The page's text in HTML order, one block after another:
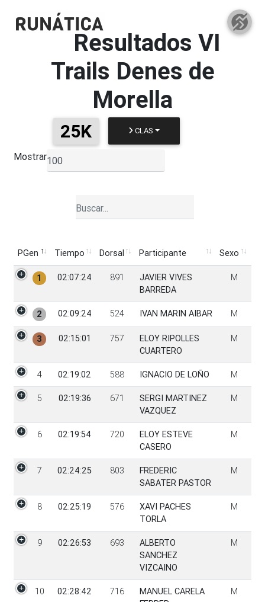
Resultados VI
Trails Denes de
Morella
25K CLAS
Mostrar
PGen Tiempo Dorsal Participante
Sexo
PGen
Tiempo Dorsal Participante Sexo
1 02:07:24 891
JAVIER VIVES
BARREDA
M
2 02:09:24 524 IVAN MARIN AIBAR M
3 02:15:01 757
ELOY RIPOLLES
CUARTERO
M
4 02:19:02 588 IGNACIO DE LOÑO M
5 02:19:36 671
SERGI MARTINEZ
VAZQUEZ
M
6 02:19:54 720
ELOY ESTEVE
CASERO
M
7 02:24:25 803
FREDERIC
SABATER PASTOR
M
8 02:25:19 576
XAVI PACHES
TORLA
M
9 02:26:53 693
ALBERTO
SANCHEZ
VIZCAINO
M
10 02:28:42 716
MANUEL CARELA
M